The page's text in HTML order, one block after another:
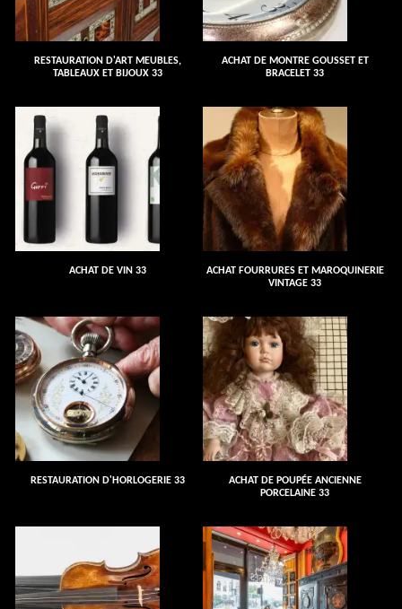
RESTAURATION D'ART MEUBLES,
TABLEAUX ET BIJOUX 33
ACHAT DE MONTRE GOUSSET ET
BRACELET 33
ACHAT DE VIN 33
ACHAT FOURRURES ET MAROQUINERIE
VINTAGE 33
RESTAURATION D'HORLOGERIE 33
ACHAT DE POUPÉE ANCIENNE
PORCELAINE 33